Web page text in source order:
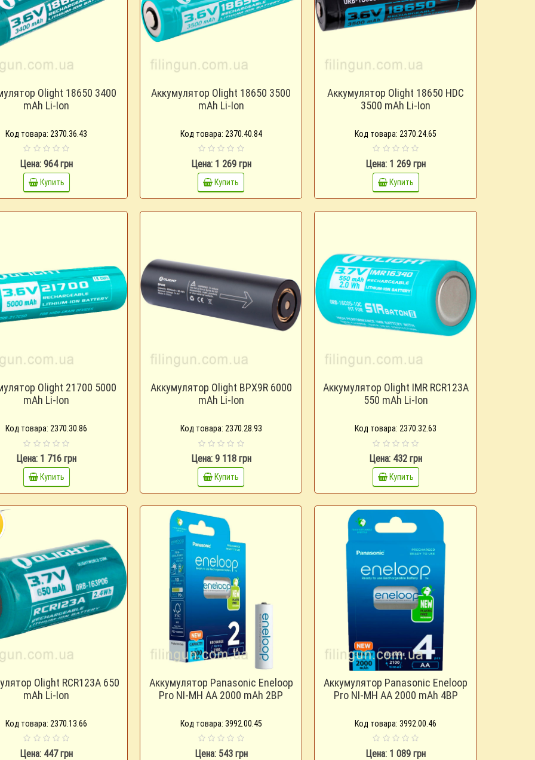
Olight 18650 3400
mAh Li-Ion
Код товара: 2370.36.43
Цена: 964 грн
Купить
Аккумулятор Olight 18650 3500
mAh Li-Ion
Код товара: 2370.40.84
Цена: 1 269 грн
Купить
Аккумулятор Olight 18650 HDC
3500 mAh Li-Ion
Код товара: 2370.24.65
Цена: 1 269 грн
Купить
Olight 21700 5000
mAh Li-Ion
Код товара: 2370.30.86
Цена: 1 716 грн
Купить
Аккумулятор Olight BPX9R 6000
mAh Li-Ion
Код товара: 2370.28.93
Цена: 9 118 грн
Купить
Аккумулятор Olight IMR RCR123A
550 mAh Li-Ion
Код товара: 2370.32.63
Цена: 432 грн
Купить
Olight RCR123A 650
mAh Li-Ion
Код товара: 2370.13.66
Цена: 447 грн
Аккумулятор Panasonic Eneloop
Pro NI-MH AA 2000 mAh 2BP
Код товара: 3992.00.45
Цена: 543 грн
Аккумулятор Panasonic Eneloop
Pro NI-MH AA 2000 mAh 4BP
Код товара: 3992.00.46
Цена: 1 089 грн